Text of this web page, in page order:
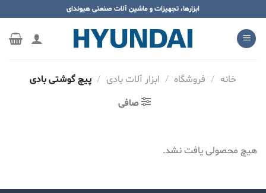
محتوا
بروید
ابزارها، تجهیزات و ماشین آلات صنعتی هیوندای
خانه / فروشگاه / ابزار آلات بادی / پیچ گوشتی بادی
صافی
هیچ محصولی یافت نشد.